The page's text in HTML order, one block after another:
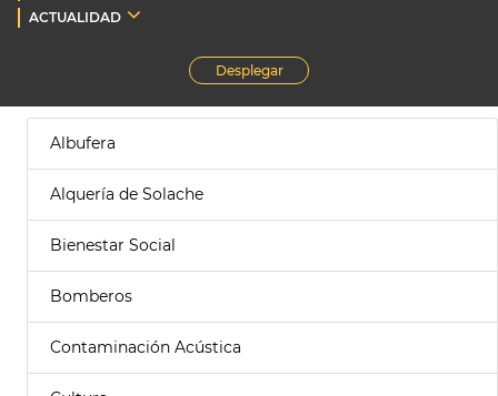
ACTUALIDAD
Desplegar
Albufera
Alquería de Solache
Bienestar Social
Bomberos
Contaminación Acústica